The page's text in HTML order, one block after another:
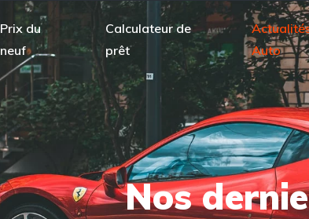
Prix du
neuf
Calculateur de
prêt
Auto
Nos